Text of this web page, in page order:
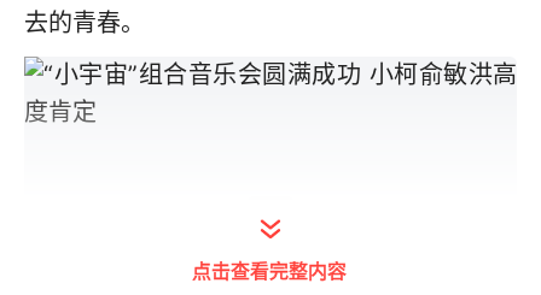
去的青春。
点击查看完整内容